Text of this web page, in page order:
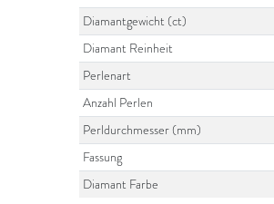
Diamantgewicht (ct)
Diamant Reinheit
Perlenart
Anzahl Perlen
Perldurchmesser (mm)
Fassung
Diamant Farbe